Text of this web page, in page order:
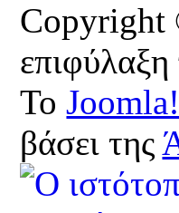
Copyright
ΤοJoomla!
βάσει της